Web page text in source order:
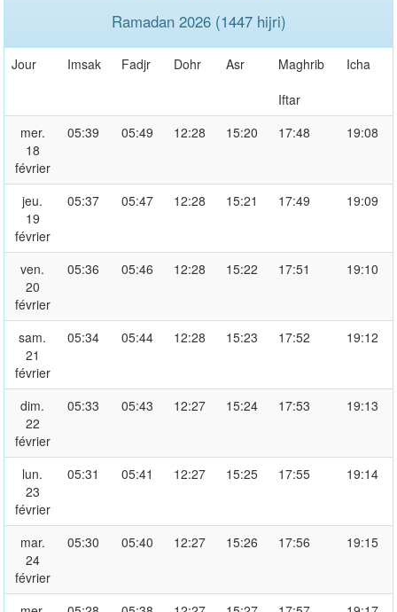
Ramadan 2026 (1447 hijri)
Jour Imsak Fadjr Dohr Asr
Maghrib
Iftar
Icha
mer.
18
février
05:39 05:49 12:28 15:20 17:48 19:08
jeu.
19
février
05:37 05:47 12:28 15:21 17:49 19:09
ven.
20
février
05:36 05:46 12:28 15:22 17:51 19:10
sam.
21
février
05:34 05:44 12:28 15:23 17:52 19:12
dim.
22
février
05:33 05:43 12:27 15:24 17:53 19:13
lun.
23
février
05:31 05:41 12:27 15:25 17:55 19:14
mar.
24
février
05:30 05:40 12:27 15:26 17:56 19:15